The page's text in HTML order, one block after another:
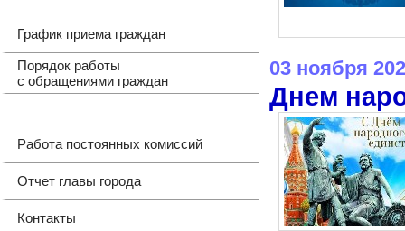
График приема граждан
Порядок работы
с обращениями граждан
Работа постоянных комиссий
Отчет главы города
Контакты
03 ноября
Днем